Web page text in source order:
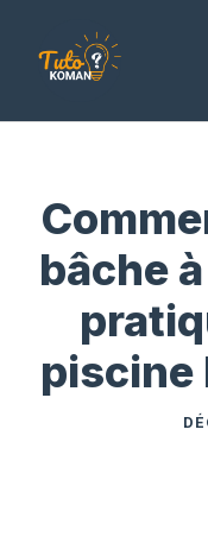
contenu
bâche
piscine